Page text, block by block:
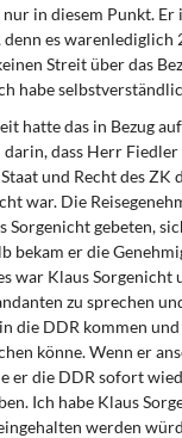
in diesem Punkt.
es warenlediglich
Streit über das
habe
hatte das in Bezug
dass Herr
und Recht des ZK
war. Die
Sorgenicht gebeten,
bekam er die
war Klaus Sorgenicht
zu sprechen
die DDR kommen
könne. Wenn er
er die DDR sofort
Ich habe Klaus
werden